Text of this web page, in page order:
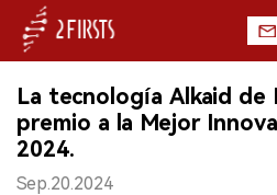
INICIO
EMPRESA
La tecnología Alkaid de
premio a la Mejor
2024.
Sep.20.2024